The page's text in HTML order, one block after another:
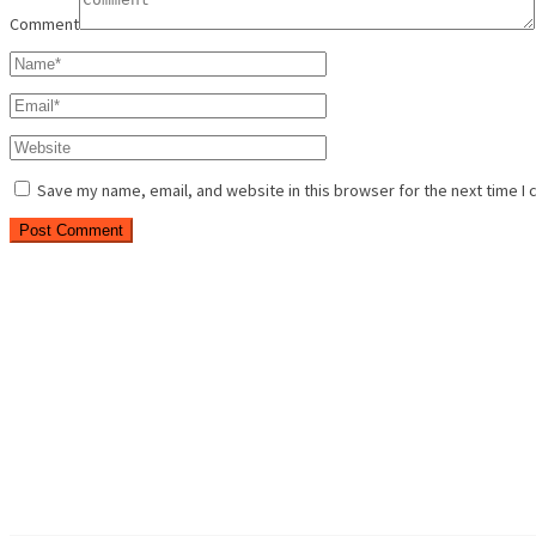
Comment
Save my name, email, and website in this browser for the next time I